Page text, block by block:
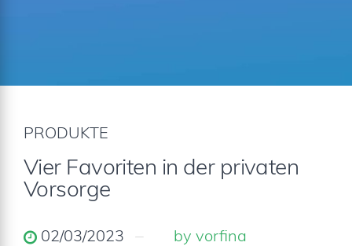
PRODUKTE
Vier Favoriten in der privaten
Vorsorge
02/03/2023 by vorfina